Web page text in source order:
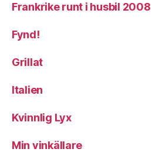
Frankrike runt i husbil 2008
Fynd!
Grillat
Italien
Kvinnlig Lyx
Min vinkällare